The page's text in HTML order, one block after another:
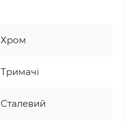
Хром
Тримачі
Сталевий